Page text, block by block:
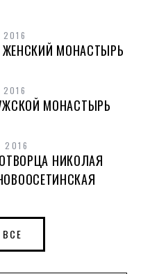
МОНАСТЫРЬ
МОНАСТЫРЬ
2016
НИКОЛАЯ